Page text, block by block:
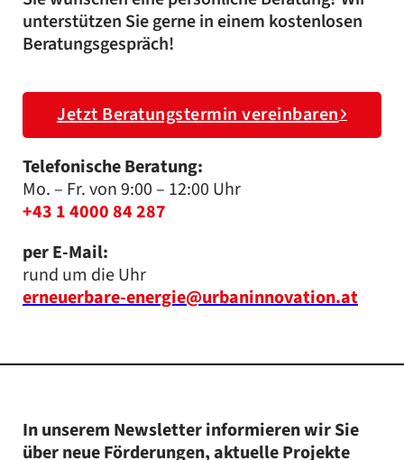
unterstützen Sie gerne in einem kostenlosen
Beratungsgespräch!
Jetzt Beratungstermin vereinbaren
Telefonische Beratung:
Mo. – Fr. von 9:00 – 12:00 Uhr
+43 1 4000 84 287
per E-Mail:
rund um die Uhr
erneuerbare-energie@urbaninnovation.at
In unserem Newsletter informieren wir Sie
über neue Förderungen, aktuelle Projekte